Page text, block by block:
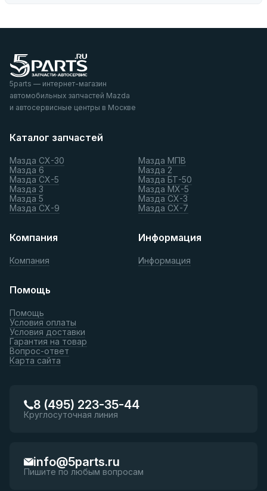
5parts — интернет-магазин
автомобильных запчастей Mazda
и автосервисные центры в Москве
Каталог запчастей
Мазда СХ-30
Мазда 6
Мазда СХ-5
Мазда 3
Мазда 5
Мазда СХ-9
Мазда МПВ
Мазда 2
Мазда БТ-50
Мазда МХ-5
Мазда СХ-3
Мазда СХ-7
Компания
Компания
Информация
Информация
Помощь
Помощь
Условия оплаты
Условия доставки
Гарантия на товар
Вопрос-ответ
Карта сайта
8 (495) 223-35-44
Круглосуточная линия
info@5parts.ru
Пишите по любым вопросам